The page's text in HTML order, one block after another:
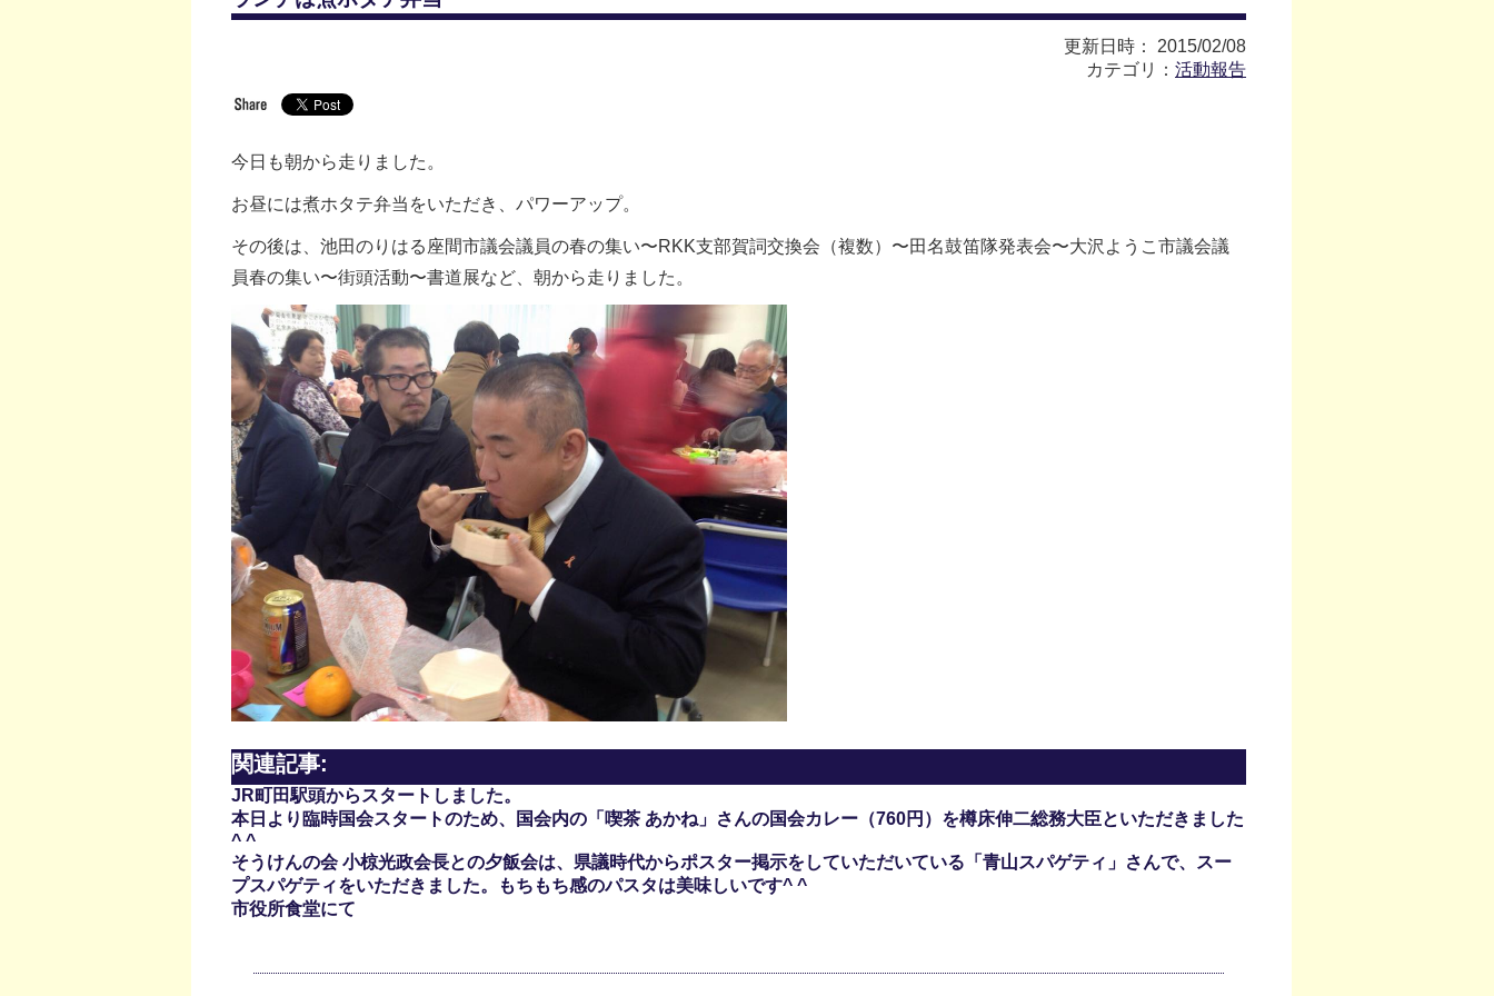
更新日時： 2015/02/08
カテゴリ： 活動報告
今日も朝から走りました。
お昼には煮ホタテ弁当をいただき、パワーアップ。
その後は、池田のりはる座間市議会議員の春の集い〜RKK支部賀詞交換会（複数）〜田名鼓笛隊発表会〜大沢ようこ市議会議
員春の集い〜街頭活動〜書道展など、朝から走りました。
関連記事:
JR町田駅頭からスタートしました。
本日より臨時国会スタートのため、国会内の「喫茶 あかね」さんの国会カレー（760円）を樽床伸二総務大臣といただきました
^ ^
そうけんの会 小椋光政会長との夕飯会は、県議時代からポスター掲示をしていただいている「青山スパゲティ」さんで、スー
プスパゲティをいただきました。もちもち感のパスタは美味しいです^ ^
市役所食堂にて